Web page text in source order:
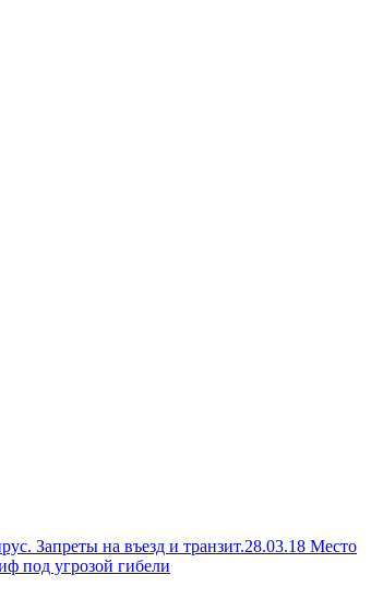
Запреты на въезд и транзит.28.03.18 Место
под угрозой гибели